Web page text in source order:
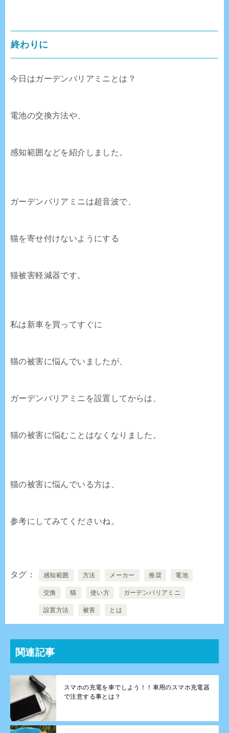
終わりに
今日はガーデンバリアミニとは？
電池の交換方法や、
感知範囲などを紹介しました。
ガーデンバリアミニは超音波で、
猫を寄せ付けないようにする
猫被害軽減器です。
私は新車を買ってすぐに
猫の被害に悩んでいましたが、
ガーデンバリアミニを設置してからは、
猫の被害に悩むことはなくなりました。
猫の被害に悩んでいる方は、
参考にしてみてくださいね。
タグ 感知範囲 方法 メーカー 推奨 電池
交換 猫 使い方 ガーデンバリアミニ
設置方法 被害 とは
関連記事
スマホの充電を車でしよう！！車用のスマホ充電器
で注意する事とは？